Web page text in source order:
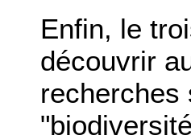
Enfin, le
découvrir
recherches